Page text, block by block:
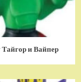
и Вайпер